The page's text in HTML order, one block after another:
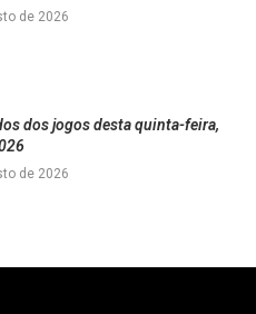
de 2026
dos jogos desta quinta-feira,
de 2026